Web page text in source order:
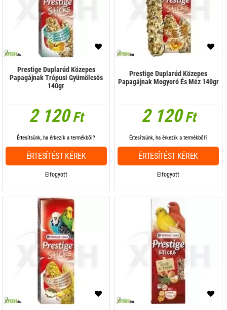
Prestige Duplarúd Közepes
Papagájnak Trópusi Gyümölcsös
140gr
2 120Ft
Elfogyott
Értesítsünk, ha érkezik a termékből?
ÉRTESÍTÉST KÉREK
Prestige Duplarúd Közepes
Papagájnak Mogyoró És Méz 140gr
2 120Ft
Elfogyott
Értesítsünk, ha érkezik a termékből?
ÉRTESÍTÉST KÉREK